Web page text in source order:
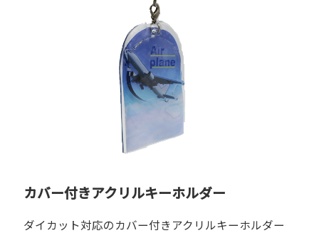
カバー付きアクリルキーホルダー
ダイカット対応のカバー付きアクリルキーホルダー